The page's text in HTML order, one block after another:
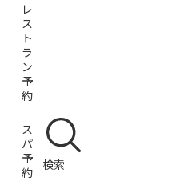
レ
ス
ト
ラ
ン
予
約
ス
パ
予
約 検索